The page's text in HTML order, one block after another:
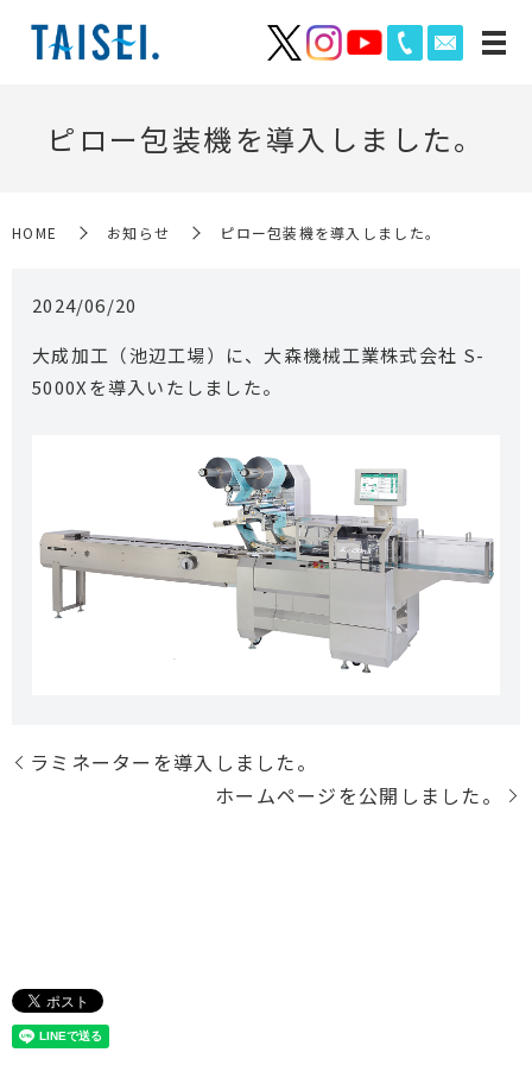
ピロー包装機を導入しました。
HOME お知らせ ピロー包装機を導入しました。
2024/06/20
大成加工（池辺工場）に、大森機械工業株式会社 S-
5000Xを導入いたしました。
ラミネーターを導入しました。
ホームページを公開しました。